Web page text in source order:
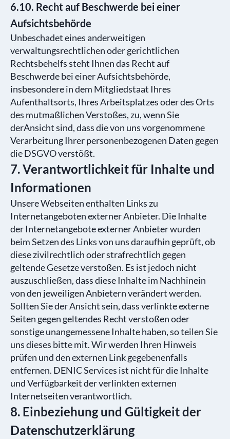
6.10. Recht auf Beschwerde bei einer
Aufsichtsbehörde
Unbeschadet eines anderweitigen
verwaltungsrechtlichen oder gerichtlichen
Rechtsbehelfs steht Ihnen das Recht auf
Beschwerde bei einer Aufsichtsbehörde,
insbesondere in dem Mitgliedstaat Ihres
Aufenthaltsorts, Ihres Arbeitsplatzes oder des Orts
des mutmaßlichen Verstoßes, zu, wenn Sie
derAnsicht sind, dass die von uns vorgenommene
Verarbeitung Ihrer personenbezogenen Daten gegen
die DSGVO verstößt.
7. Verantwortlichkeit für Inhalte und
Informationen
Unsere Webseiten enthalten Links zu
Internetangeboten externer Anbieter. Die Inhalte
der Internetangebote externer Anbieter wurden
beim Setzen des Links von uns daraufhin geprüft, ob
diese zivilrechtlich oder strafrechtlich gegen
geltende Gesetze verstoßen. Es ist jedoch nicht
auszuschließen, dass diese Inhalte im Nachhinein
von den jeweiligen Anbietern verändert werden.
Sollten Sie der Ansicht sein, dass verlinkte externe
Seiten gegen geltendes Recht verstoßen oder
sonstige unangemessene Inhalte haben, so teilen Sie
uns dieses bitte mit. Wir werden Ihren Hinweis
prüfen und den externen Link gegebenenfalls
entfernen. DENIC Services ist nicht für die Inhalte
und Verfügbarkeit der verlinkten externen
Internetseiten verantwortlich.
8. Einbeziehung und Gültigkeit der
Datenschutzerklärung